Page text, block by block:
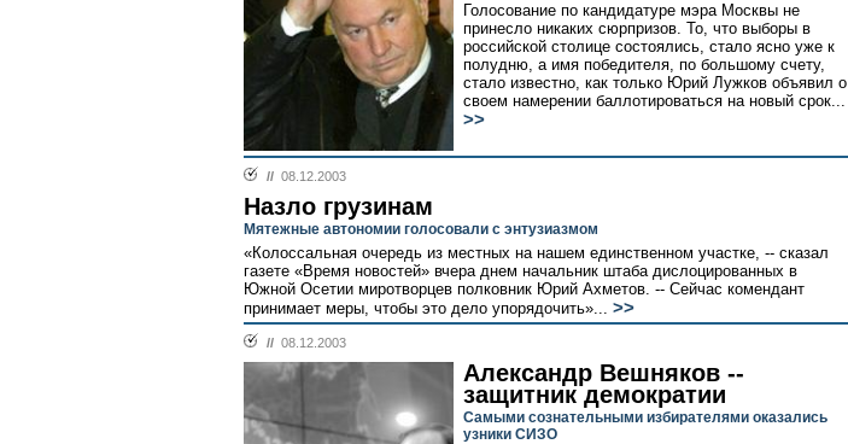
Голосование по кандидатуре мэра Москвы не
принесло никаких сюрпризов. То, что выборы в
российской столице состоялись, стало ясно уже к
полудню, а имя победителя, по большому счету,
стало известно, как только Юрий Лужков объявил о
своем намерении баллотироваться на новый срок...
>>
// 08.12.2003
Назло грузинам
Мятежные автономии голосовали с энтузиазмом
«Колоссальная очередь из местных на нашем единственном участке, -- сказал
газете «Время новостей» вчера днем начальник штаба дислоцированных в
Южной Осетии миротворцев полковник Юрий Ахметов. -- Сейчас комендант
принимает меры, чтобы это дело упорядочить»... >>
// 08.12.2003
Александр Вешняков --
защитник демократии
Самыми сознательными избирателями оказались
узники СИЗО